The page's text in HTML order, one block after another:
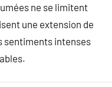
ne se limitent
une extension de
sentiments intenses